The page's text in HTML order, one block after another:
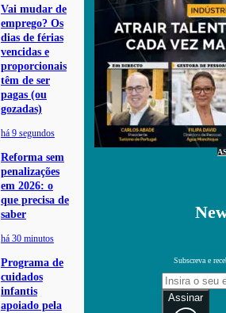
Vai mudar de
emprego? Os
dias de férias
vencidas e
proporcionais
têm de ser
pagas (ou
gozadas)
há 9 segundos
Reforma sem
penalizações
em 2026: o
que precisa de
saber
há 30 minutos
Programa de
cuidados
infantis
apoiado pela
Subscreva e
Assinar